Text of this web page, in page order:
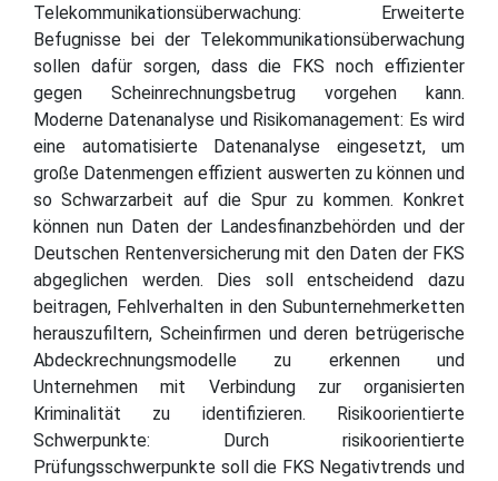
Telekommunikationsüberwachung: Erweiterte
Befugnisse bei der Telekommunikationsüberwachung
sollen dafür sorgen, dass die FKS noch effizienter
gegen Scheinrechnungsbetrug vorgehen kann.
Moderne Datenanalyse und Risikomanagement: Es wird
eine automatisierte Datenanalyse eingesetzt, um
große Datenmengen effizient auswerten zu können und
so Schwarzarbeit auf die Spur zu kommen. Konkret
können nun Daten der Landesfinanzbehörden und der
Deutschen Rentenversicherung mit den Daten der FKS
abgeglichen werden. Dies soll entscheidend dazu
beitragen, Fehlverhalten in den Subunternehmerketten
herauszufiltern, Scheinfirmen und deren betrügerische
Abdeckrechnungsmodelle zu erkennen und
Unternehmen mit Verbindung zur organisierten
Kriminalität zu identifizieren. Risikoorientierte
Schwerpunkte: Durch risikoorientierte
Prüfungsschwerpunkte soll die FKS Negativtrends und